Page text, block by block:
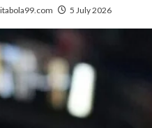
5 July 2026